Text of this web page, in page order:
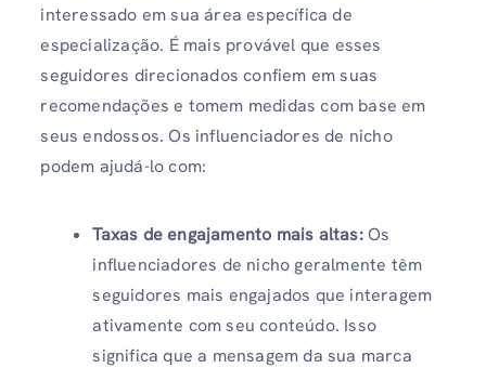
interessado em sua área específica de
especialização. É mais provável que esses
seguidores direcionados confiem em suas
recomendações e tomem medidas com base em
seus endossos. Os influenciadores de nicho
podem ajudá-lo com:
Taxas de engajamento mais altas:Os
influenciadores de nicho geralmente têm
seguidores mais engajados que interagem
ativamente com seu conteúdo. Isso
significa que a mensagem da sua marca